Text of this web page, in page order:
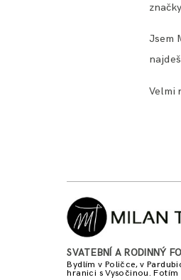
Jsem
Velmi
SVATEBNÍ A RODINNÝ
Bydlím v Poličce, v
hranici s Vysočinou. Fotím